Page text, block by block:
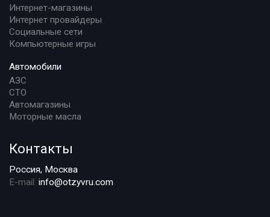
Интернет-магазины
Интернет провайдеры
Социальные сети
Компьютерные игры
Автомобили
АЗС
СТО
Автомагазины
Моторные масла
Контакты
Россия, Москва
E-mail: info@otzyvru.com